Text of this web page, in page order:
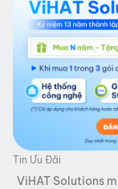
Tin Ưu Đãi
ViHAT Solutions